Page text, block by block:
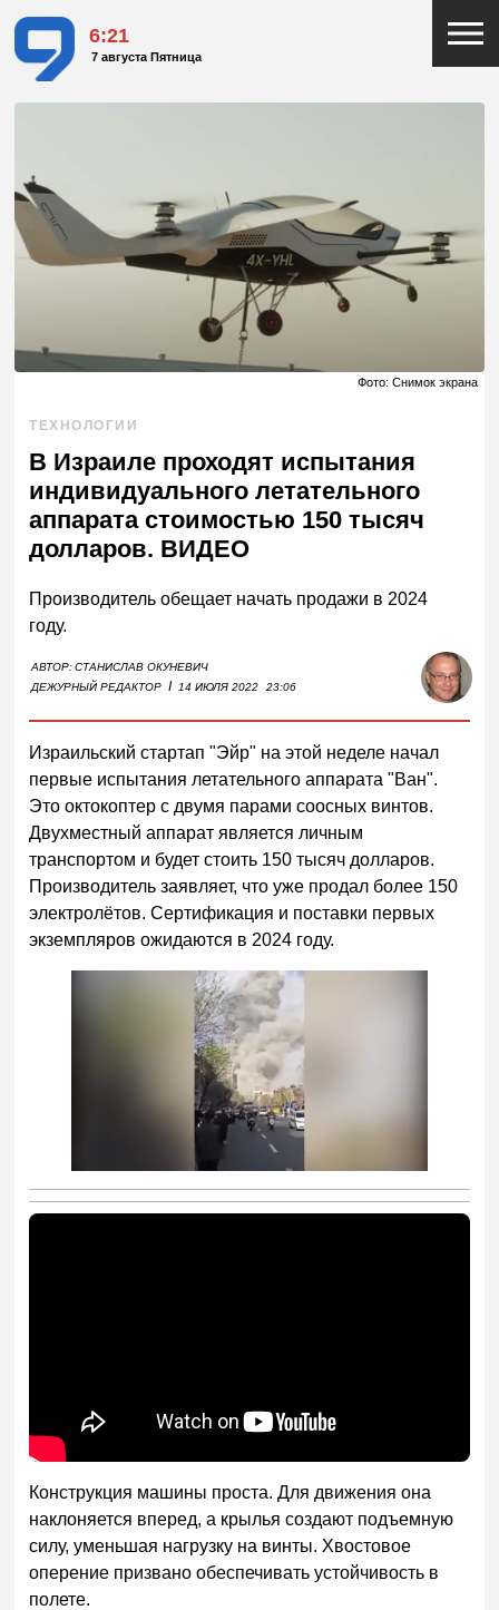
6:21
7 августа Пятница
Фото: Снимок экрана
ТЕХНОЛОГИИ
В Израиле проходят испытания
индивидуального летательного
аппарата стоимостью 150 тысяч
долларов. ВИДЕО
Производитель обещает начать продажи в 2024
году.
АВТОР:СТАНИСЛАВ ОКУНЕВИЧ
ДЕЖУРНЫЙ РЕДАКТОР I 14 ИЮЛЯ 2022 23:06
Израильский стартап "Эйр" на этой неделе начал
первые испытания летательного аппарата "Ван".
Это октокоптер с двумя парами соосных винтов.
Двухместный аппарат является личным
транспортом и будет стоить 150 тысяч долларов.
Производитель заявляет, что уже продал более 150
электролётов. Сертификация и поставки первых
экземпляров ожидаются в 2024 году.
Конструкция машины проста. Для движения она
наклоняется вперед, а крылья создают подъемную
силу, уменьшая нагрузку на винты. Хвостовое
оперение призвано обеспечивать устойчивость в
полете.